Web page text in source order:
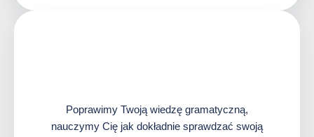
Poprawimy Twoją wiedzę gramatyczną,
nauczymy Cię jak dokładnie sprawdzać swoją